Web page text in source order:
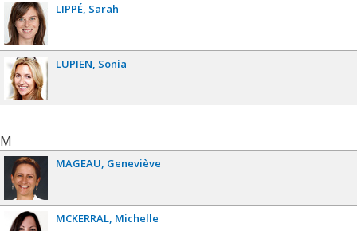
LIPPÉ Sarah
LUPIEN Sonia
M
MAGEAU Geneviève
MCKERRAL Michelle